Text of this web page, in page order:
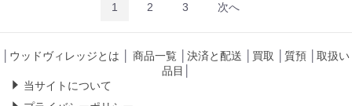
1 2 3 次へ
ウッドヴィレッジとは 商品一覧 決済と配送 買取 質預
取扱い
品目
当サイトについて